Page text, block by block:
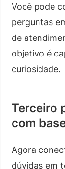
Você pode
perguntas
de
objetivo é
curiosidade.
Terceiro
com
Agora
dúvidas em